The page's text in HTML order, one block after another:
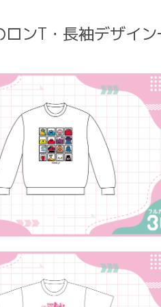
ロンT・長袖デザイ